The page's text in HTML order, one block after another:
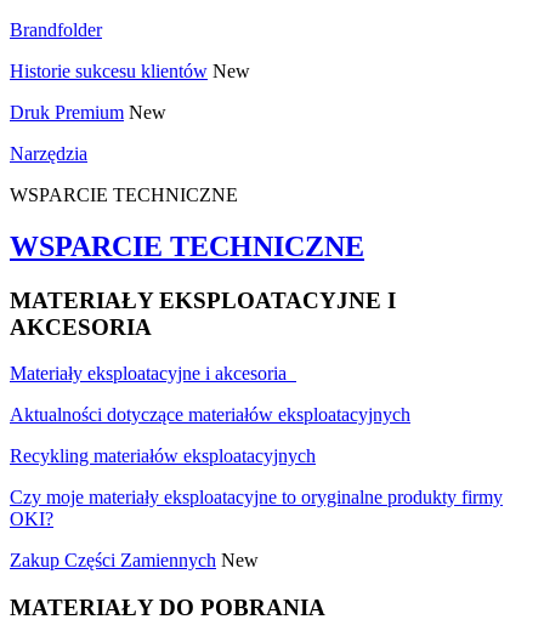
Brandfolder
Historie sukcesu klientów New
Druk Premium New
Narzędzia
WSPARCIE TECHNICZNE
WSPARCIE TECHNICZNE
MATERIAŁY EKSPLOATACYJNE I
AKCESORIA
Materiały eksploatacyjne i akcesoria
Aktualności dotyczące materiałów eksploatacyjnych
Recykling materiałów eksploatacyjnych
Czy moje materiały eksploatacyjne to oryginalne produkty firmy
OKI?
Zakup Części Zamiennych New
MATERIAŁY DO POBRANIA